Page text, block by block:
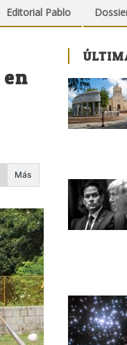
Editorial Pablo
Más